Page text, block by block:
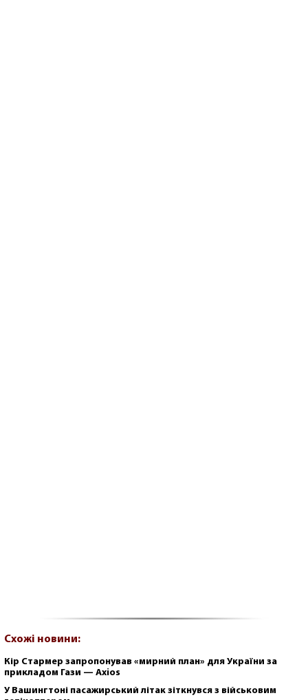
Схожі новини:
Кір Стармер запропонував «мирний план» для України за
прикладом Гази — Axios
У Вашингтоні пасажирський літак зіткнувся з військовим